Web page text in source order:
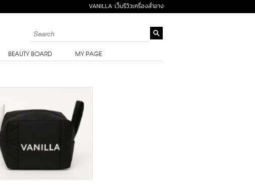
VANILLA เว็บรีวิวเครื่องสำอาง
BEAUTY BOARD MY PAGE